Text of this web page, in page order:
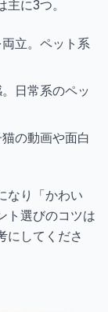
に3つ。
立。ペット系
日常系のペッ
の動画や面白
なり「かわい
ト選びのコツは
にしてくださ